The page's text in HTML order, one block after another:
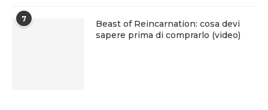
7
Beast of Reincarnation: cosa devi
sapere prima di comprarlo (video)